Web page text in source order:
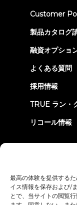
最高の体験を提供する
イス情報を保存および/
とで、当サイトの閲覧
Customer
製品カタログ
融資オプショ
よくある質問
採用情報
TRUE ラン・
リコール情報